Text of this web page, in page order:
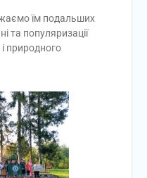
їм подальших
та популяризації
природного